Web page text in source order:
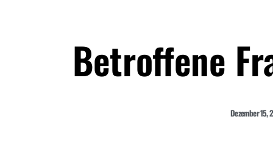
Betroffene
Dezember 15,